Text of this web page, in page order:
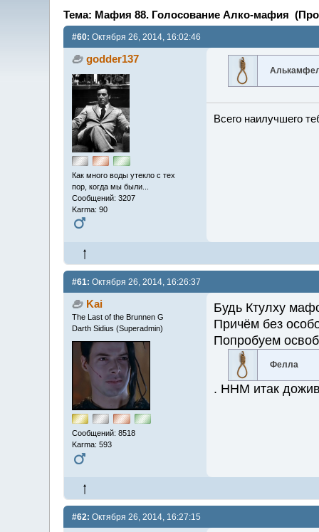
Тема: Мафия 88. Голосование Алко-мафия
#60: Октября 26, 2014, 16:02:46
godder137
Как много воды утекло с тех
пор, когда мы были...
Сообщений: 3207
Karma: 90
Всего наилучшего
#61: Октября 26, 2014, 16:26:37
Kai
The Last of the Brunnen G
Darth Sidius (Superadmin)
Сообщений: 8518
Karma: 593
Будь Ктулху
Причём без
Попробуем
Фелла
. ННМ итак
#62: Октября 26, 2014, 16:27:15